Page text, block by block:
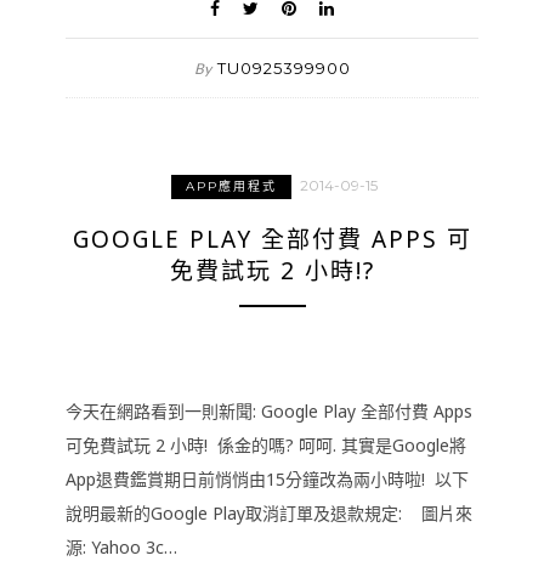
By TU0925399900
APP應用程式 2014-09-15
GOOGLE PLAY 全部付費 APPS 可
免費試玩 2 小時!?
今天在網路看到一則新聞: Google Play 全部付費 Apps
可免費試玩 2 小時! 係金的嗎? 呵呵. 其實是Google將
App退費鑑賞期日前悄悄由15分鐘改為兩小時啦! 以下
說明最新的Google Play取消訂單及退款規定: 圖片來
源: Yahoo 3c…